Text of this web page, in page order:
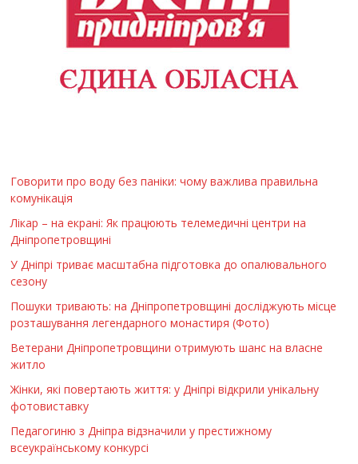
Говорити про воду без паніки: чому важлива правильна
комунікація
Лікар – на екрані: Як працюють телемедичні центри на
Дніпропетровщині
У Дніпрі триває масштабна підготовка до опалювального
сезону
Пошуки тривають: на Дніпропетровщині досліджують місце
розташування легендарного монастиря (Фото)
Ветерани Дніпропетровщини отримують шанс на власне
житло
Жінки, які повертають життя: у Дніпрі відкрили унікальну
фотовиставку
Педагогиню з Дніпра відзначили у престижному
всеукраїнському конкурсі